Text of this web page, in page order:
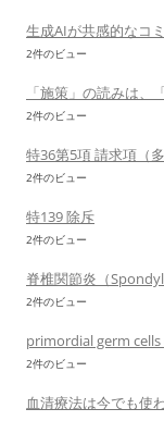
生成AIが共感的なコ
2件のビュー
「施策」の読みは、
2件のビュー
特36第5項 請求項（
2件のビュー
特139 除斥
2件のビュー
脊椎関節炎（
2件のビュー
primordial germ
2件のビュー
血清療法は今でも使